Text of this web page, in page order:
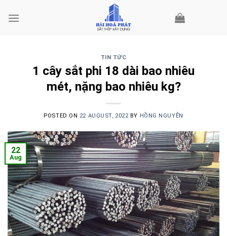
TIN TỨC
1 cây sắt phi 18 dài bao nhiêu
mét, nặng bao nhiêu kg?
POSTED ON 22 AUGUST, 2022 BY HỒNG NGUYỄN
22
Aug